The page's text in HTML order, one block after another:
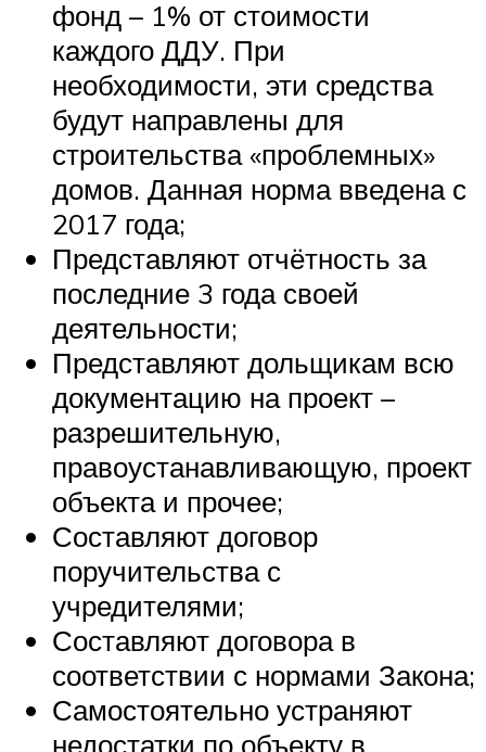
фонд – 1% от стоимости
каждого ДДУ. При
необходимости, эти средства
будут направлены для
строительства «проблемных»
домов. Данная норма введена с
2017 года;
Представляют отчётность за
последние 3 года своей
деятельности;
Представляют дольщикам всю
документацию на проект –
разрешительную,
правоустанавливающую, проект
объекта и прочее;
Составляют договор
поручительства с
учредителями;
Составляют договора в
соответствии с нормами Закона;
Самостоятельно устраняют
недостатки по объекту в